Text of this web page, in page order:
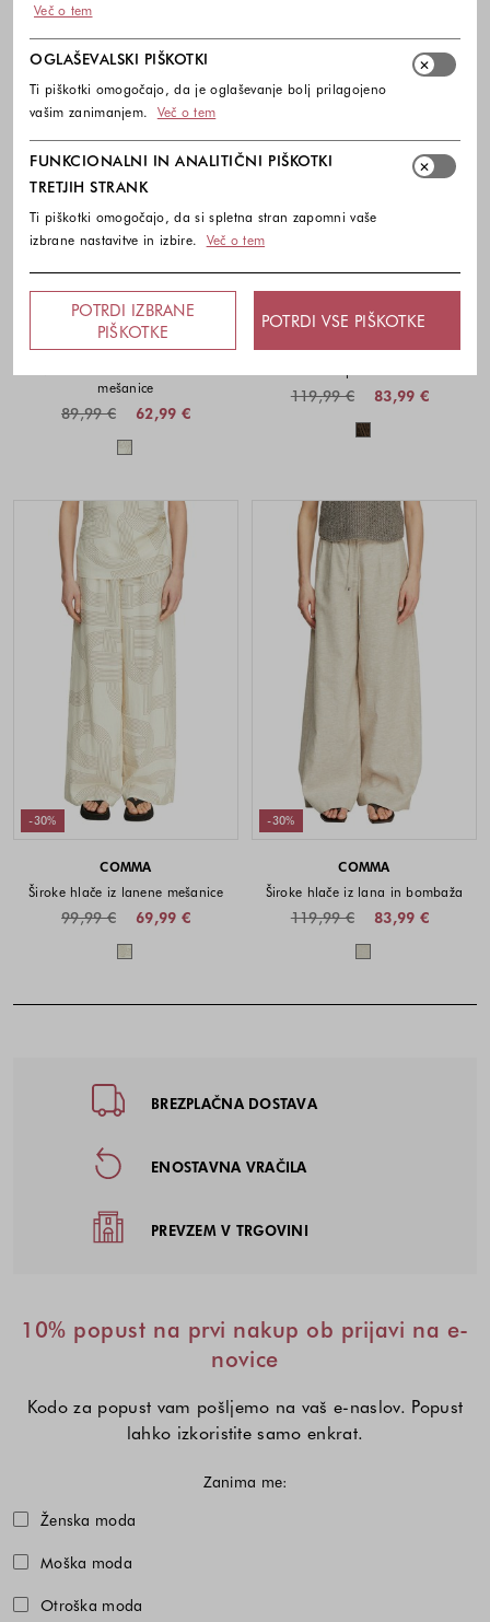
mešanice
62,99 €
89,99 €
Barve na voljo
83,99 €
119,99 €
Barve na voljo
-30%
COMMA
Široke hlače iz lanene mešanice
69,99 €
99,99 €
Barve na voljo
-30%
COMMA
Široke hlače iz lana in bombaža
83,99 €
119,99 €
Barve na voljo
Noga strani - hitre povezave,
BREZPLAČNA DOSTAVA
ENOSTAVNA VRAČILA
PREVZEM V TRGOVINI
10% popust na prvi nakup ob prijavi na e-
novice
Kodo za popust vam pošljemo na vaš e-naslov. Popust
lahko izkoristite samo enkrat.
Zanima me:
Ženska moda
Moška moda
Otroška moda
Več o tem
OGLAŠEVALSKI PIŠKOTKI
Ti piškotki omogočajo, da je oglaševanje bolj prilagojeno
vašim zanimanjem.
Več o tem
FUNKCIONALNI IN ANALITIČNI PIŠKOTKI
TRETJIH STRANK
Ti piškotki omogočajo, da si spletna stran zapomni vaše
izbrane nastavitve in izbire.
Več o tem
POTRDI IZBRANE
PIŠKOTKE
POTRDI VSE PIŠKOTKE